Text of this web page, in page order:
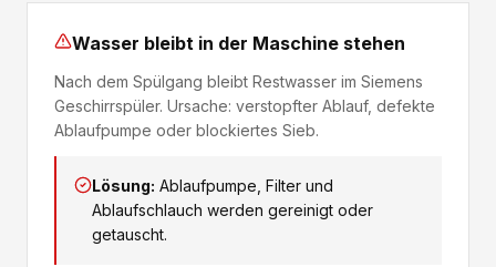
Wasser bleibt in der Maschine stehen
Nach dem Spülgang bleibt Restwasser im Siemens
Geschirrspüler. Ursache: verstopfter Ablauf, defekte
Ablaufpumpe oder blockiertes Sieb.
Lösung: Ablaufpumpe, Filter und
Ablaufschlauch werden gereinigt oder
getauscht.